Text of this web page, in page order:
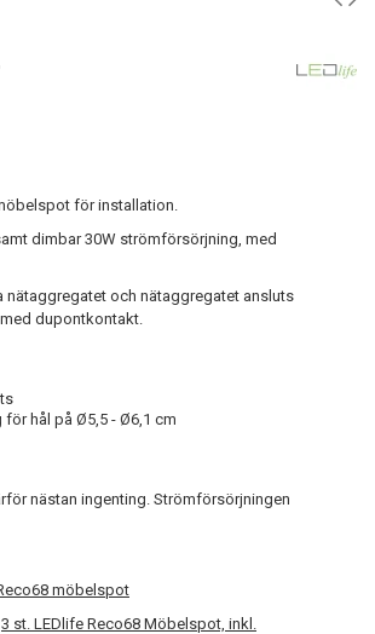
för installation.
dimbar 30W strömförsörjning, med
och nätaggregatet ansluts
dupontkontakt.
hål på Ø5,5 - Ø6,1 cm
nästan ingenting. Strömförsörjningen
möbelspot
3 st. LEDlife Reco68 Möbelspot, inkl.